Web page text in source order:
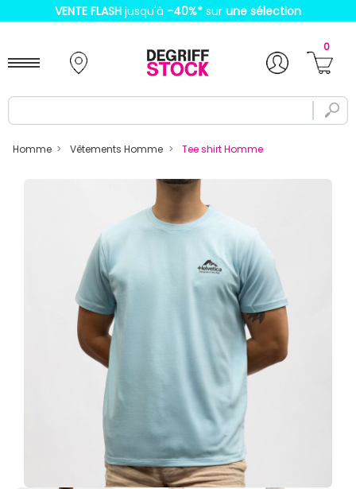
VENTE FLASH jusqu'à -40%* sur une sélection
0
Homme Vêtements Homme Tee shirt Homme